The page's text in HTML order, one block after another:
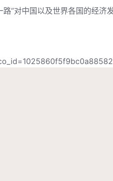
”对中国以及世界各国的经济